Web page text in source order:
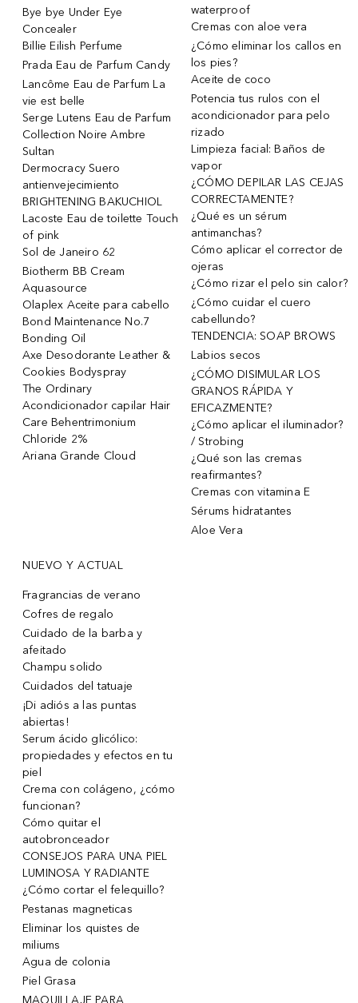
Bye bye Under Eye
Concealer
Billie Eilish Perfume
Prada Eau de Parfum Candy
Lancôme Eau de Parfum La
vie est belle
Serge Lutens Eau de Parfum
Collection Noire Ambre
Sultan
Dermocracy Suero
antienvejecimiento
BRIGHTENING BAKUCHIOL
Lacoste Eau de toilette Touch
of pink
Sol de Janeiro 62
Biotherm BB Cream
Aquasource
Olaplex Aceite para cabello
Bond Maintenance No.7
Bonding Oil
Axe Desodorante Leather &
Cookies Bodyspray
The Ordinary
Acondicionador capilar Hair
Care Behentrimonium
Chloride 2%
Ariana Grande Cloud
waterproof
Cremas con aloe vera
¿Cómo eliminar los callos en
los pies?
Aceite de coco
Potencia tus rulos con el
acondicionador para pelo
rizado
Limpieza facial: Baños de
vapor
¿CÓMO DEPILAR LAS CEJAS
CORRECTAMENTE?
¿Qué es un sérum
antimanchas?
Cómo aplicar el corrector de
ojeras
¿Cómo rizar el pelo sin calor?
¿Cómo cuidar el cuero
cabellundo?
TENDENCIA: SOAP BROWS
Labios secos
¿CÓMO DISIMULAR LOS
GRANOS RÁPIDA Y
EFICAZMENTE?
¿Cómo aplicar el iluminador?
/ Strobing
¿Qué son las cremas
reafirmantes?
Cremas con vitamina E
Sérums hidratantes
Aloe Vera
NUEVO Y ACTUAL
Fragrancias de verano
Cofres de regalo
Cuidado de la barba y
afeitado
Champu solido
Cuidados del tatuaje
¡Di adiós a las puntas
abiertas!
Serum ácido glicólico:
propiedades y efectos en tu
piel
Crema con colágeno, ¿cómo
funcionan?
Cómo quitar el
autobronceador
CONSEJOS PARA UNA PIEL
LUMINOSA Y RADIANTE
¿Cómo cortar el felequillo?
Pestanas magneticas
Eliminar los quistes de
miliums
Agua de colonia
Piel Grasa
MAQUILLAJE PARA